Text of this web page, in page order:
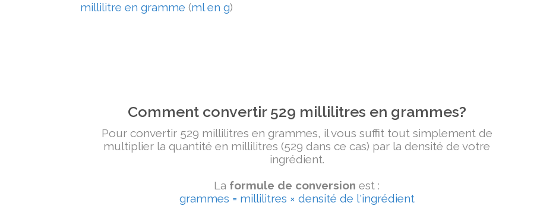
millilitre en gramme (ml en g)
Comment convertir 529 millilitres en grammes?
Pour convertir 529 millilitres en grammes, il vous suffit tout simplement de
multiplier la quantité en millilitres (529 dans ce cas) par la densité de votre
ingrédient.
La formule de conversion est :
grammes = millilitres × densité de l'ingrédient